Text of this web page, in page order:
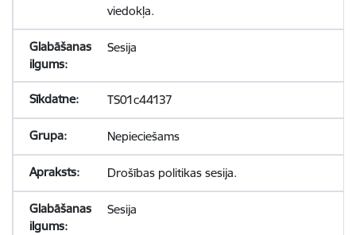
viedokļa.
Sesija
TS01c44137
Nepieciešams
Drošības politikas sesija.
Sesija